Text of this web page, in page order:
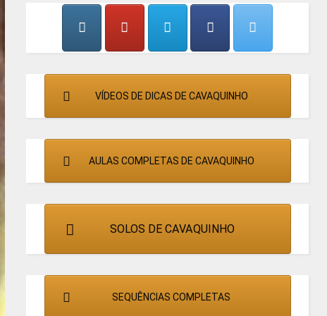
CANTORES
VÍDEOS DE DICAS DE CAVAQUINHO
AULAS COMPLETAS DE CAVAQUINHO
SOLOS DE CAVAQUINHO
SEQUÊNCIAS COMPLETAS